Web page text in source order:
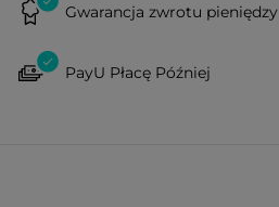
Gwarancja zwrotu pieniędzy
PayU Płacę Później